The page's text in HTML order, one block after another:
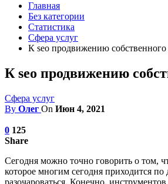
Главная
Без категории
Статистика
Сфера услуг
К seo продвижению собственного
К seo продвижению
Сфера услуг
By Олег On Июн 4, 2021
0 125
Share
Сегодня можно точно говорить о том,
которое многим сегодня приходится
разочароваться. Конечно, инструментов